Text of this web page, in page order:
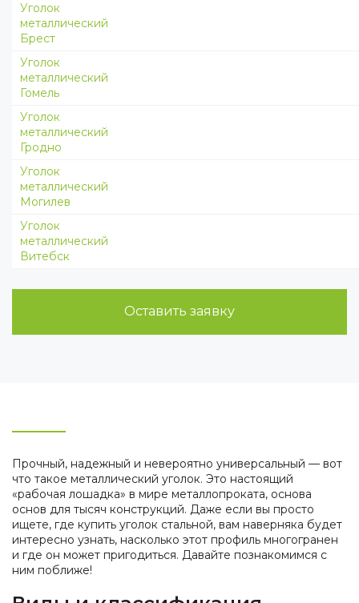
Уголок
металлический
Брест
Уголок
металлический
Гомель
Уголок
металлический
Гродно
Уголок
металлический
Могилев
Уголок
металлический
Витебск
Оставить заявку
Прочный, надежный и невероятно универсальный — вот
что такое металлический уголок. Это настоящий
«рабочая лошадка» в мире металлопроката, основа
основ для тысяч конструкций. Даже если вы просто
ищете, где купить уголок стальной, вам наверняка будет
интересно узнать, насколько этот профиль многогранен
и где он может пригодиться. Давайте познакомимся с
ним поближе!